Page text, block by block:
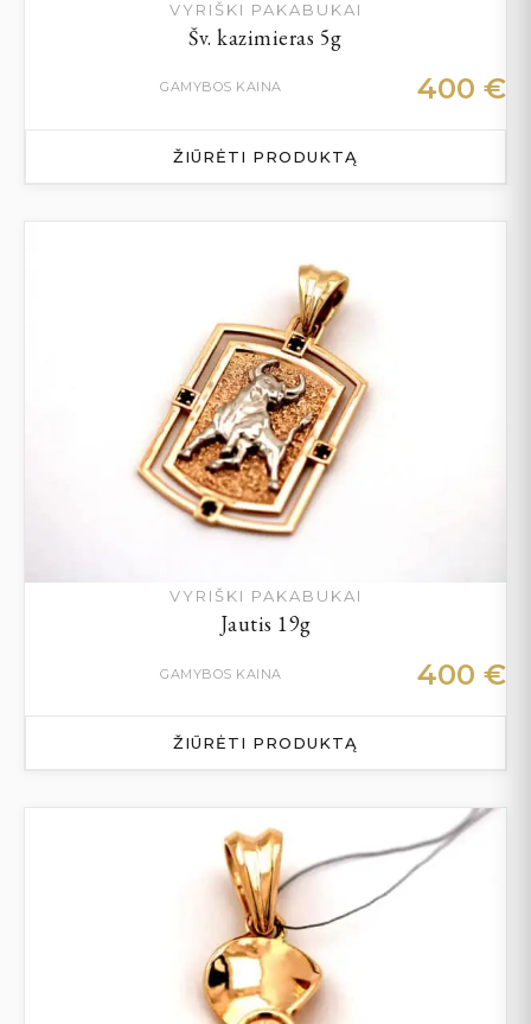
VYRIŠKI PAKABUKAI
Šv. kazimieras 5g
GAMYBOS KAINA 400 €
ŽIŪRĖTI PRODUKTĄ
VYRIŠKI PAKABUKAI
Jautis 19g
GAMYBOS KAINA 400 €
ŽIŪRĖTI PRODUKTĄ